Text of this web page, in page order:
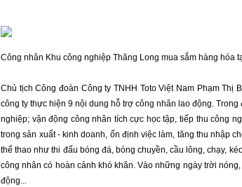
Công nhân Khu công nghiệp Thăng Long mua sắm hàng hóa
Chủ tịch Công đoàn Công ty TNHH Toto Việt Nam Phạm
công ty thực hiện 9 nội dung hỗ trợ công nhân lao động.
nghiệp; vận động công nhân tích cực học tập, tiếp thu công
trong sản xuất - kinh doanh, ổn định việc làm, tăng thu nhập
thể thao như thi đấu bóng đá, bóng chuyền, cầu lông, chạy,
công nhân có hoàn cảnh khó khăn. Vào những ngày trời
động...